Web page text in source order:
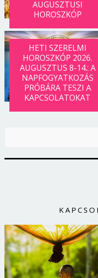
AUGUSZTUSI
HOROSZKÓP
HETI SZERELMI
HOROSZKÓP 2026.
AUGUSZTUS 8-14.: A
NAPFOGYATKOZÁS
PRÓBÁRA TESZI A
KAPCSOLATOKAT